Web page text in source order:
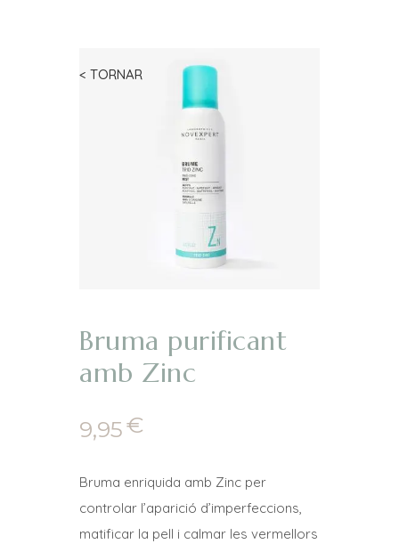
Bruma purificant
amb Zinc
9,95€
Bruma enriquida amb Zinc per
controlar l’aparició d’imperfeccions,
matificar la pell i calmar les vermellors
< TORNAR